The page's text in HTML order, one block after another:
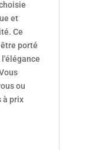
et
Ce
porté
ou
à prix